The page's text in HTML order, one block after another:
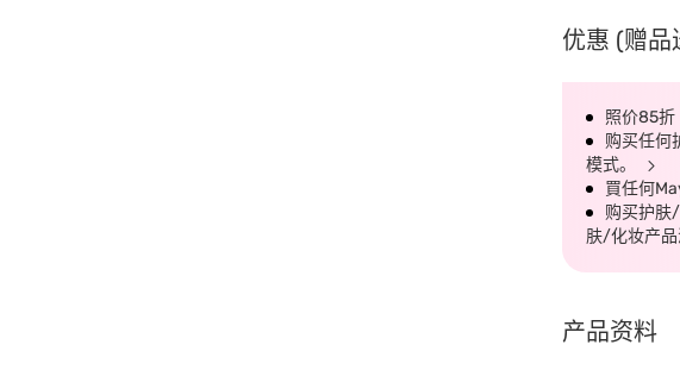
优惠 (赠品
照价85折
购买任何
模式。
買任何
购买护肤
肤/化妆产
产品资料